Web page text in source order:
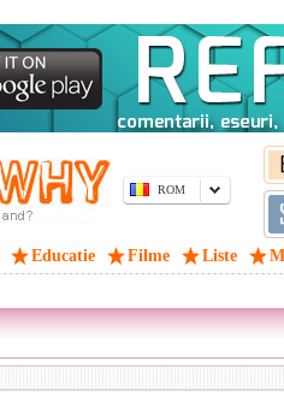
ROM
Educatie Filme Liste